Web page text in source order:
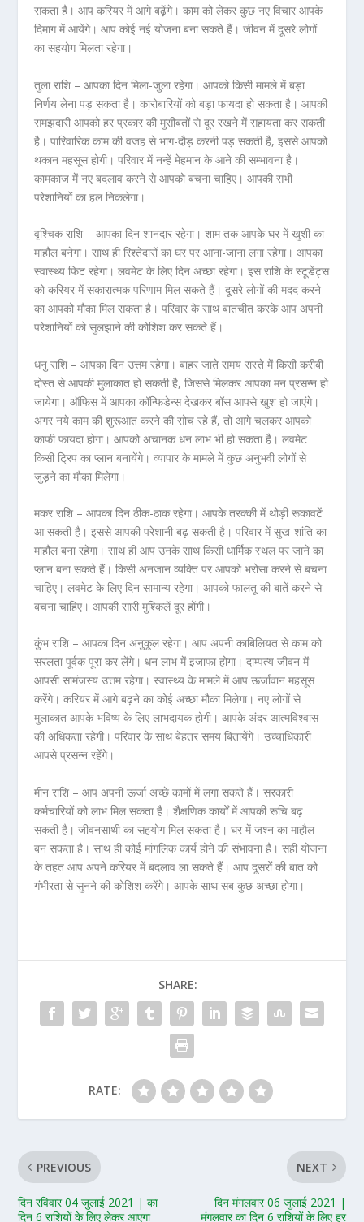
सकता है। आप करियर में आगे बढ़ेंगे। काम को लेकर कुछ नए विचार आपके
दिमाग में आयेंगे। आप कोई नई योजना बना सकते हैं। जीवन में दूसरे लोगों
का सहयोग मिलता रहेगा।
तुला राशि – आपका दिन मिला-जुला रहेगा। आपको किसी मामले में बड़ा
निर्णय लेना पड़ सकता है। कारोबारियों को बड़ा फायदा हो सकता है। आपकी
समझदारी आपको हर प्रकार की मुसीबतों से दूर रखने में सहायता कर सकती
है। पारिवारिक काम की वजह से भाग-दौड़ करनी पड़ सकती है, इससे आपको
थकान महसूस होगी। परिवार में नन्हें मेहमान के आने की सम्भावना है।
कामकाज में नए बदलाव करने से आपको बचना चाहिए। आपकी सभी
परेशानियों का हल निकलेगा।
वृश्चिक राशि – आपका दिन शानदार रहेगा। शाम तक आपके घर में खुशी का
माहौल बनेगा। साथ ही रिश्तेदारों का घर पर आना-जाना लगा रहेगा। आपका
स्वास्थ्य फिट रहेगा। लवमेट के लिए दिन अच्छा रहेगा। इस राशि के स्टूडेंट्स
को करियर में सकारात्मक परिणाम मिल सकते हैं। दूसरे लोगों की मदद करने
का आपको मौका मिल सकता है। परिवार के साथ बातचीत करके आप अपनी
परेशानियों को सुलझाने की कोशिश कर सकते हैं।
धनु राशि – आपका दिन उत्तम रहेगा। बाहर जाते समय रास्ते में किसी करीबी
दोस्त से आपकी मुलाकात हो सकती है, जिससे मिलकर आपका मन प्रसन्न हो
जायेगा। ऑफिस में आपका कॉन्फिडेन्स देखकर बॉस आपसे खुश हो जाएंगे।
अगर नये काम की शुरूआत करने की सोच रहे हैं, तो आगे चलकर आपको
काफी फायदा होगा। आपको अचानक धन लाभ भी हो सकता है। लवमेट
किसी ट्रिप का प्लान बनायेंगे। व्यापार के मामले में कुछ अनुभवी लोगों से
जुड़ने का मौका मिलेगा।
मकर राशि – आपका दिन ठीक-ठाक रहेगा। आपके तरक्की में थोड़ी रूकावटें
आ सकती है। इससे आपकी परेशानी बढ़ सकती है। परिवार में सुख-शांति का
माहौल बना रहेगा। साथ ही आप उनके साथ किसी धार्मिक स्थल पर जाने का
प्लान बना सकते हैं। किसी अनजान व्यक्ति पर आपको भरोसा करने से बचना
चाहिए। लवमेट के लिए दिन सामान्य रहेगा। आपको फालतू की बातें करने से
बचना चाहिए। आपकी सारी मुश्किलें दूर होंगी।
कुंभ राशि – आपका दिन अनुकूल रहेगा। आप अपनी काबिलियत से काम को
सरलता पूर्वक पूरा कर लेंगे। धन लाभ में इजाफा होगा। दाम्पत्य जीवन में
आपसी सामंजस्य उत्तम रहेगा। स्वास्थ्य के मामले में आप ऊर्जावान महसूस
करेंगे। करियर में आगे बढ़ने का कोई अच्छा मौका मिलेगा। नए लोगों से
मुलाकात आपके भविष्य के लिए लाभदायक होगी। आपके अंदर आत्मविश्वास
की अधिकता रहेगी। परिवार के साथ बेहतर समय बितायेंगे। उच्चाधिकारी
आपसे प्रसन्न रहेंगे।
मीन राशि – आप अपनी ऊर्जा अच्छे कामों में लगा सकते हैं। सरकारी
कर्मचारियों को लाभ मिल सकता है। शैक्षणिक कार्यों में आपकी रूचि बढ़
सकती है। जीवनसाथी का सहयोग मिल सकता है। घर में जश्न का माहौल
बन सकता है। साथ ही कोई मांगलिक कार्य होने की संभावना है। सही योजना
के तहत आप अपने करियर में बदलाव ला सकते हैं। आप दूसरों की बात को
गंभीरता से सुनने की कोशिश करेंगे। आपके साथ सब कुछ अच्छा होगा।
SHARE:
RATE:
PREVIOUS
दिन रविवार 04 जुलाई 2021 | का
दिन 6 राशियों के लिए लेकर आएगा
NEXT
दिन मंगलवार 06 जुलाई 2021 |
मंगलवार का दिन 6 राशियों के लिए हर